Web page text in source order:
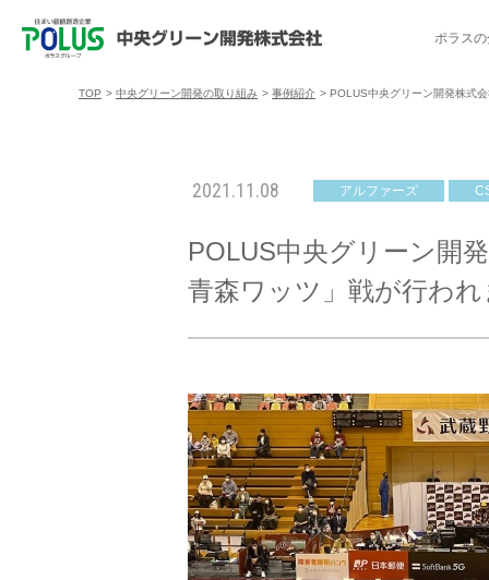
ポラスの
ポラスの分譲住宅を探す
千葉県のポラスの分譲住宅 東京都
今週の現地見学会
特集から探す 施
ご入居までの流れ ポラ
中央グリーン開発の取り組み
事例紹介
暮らしステキセミナー＆カルチャー 越谷アル
暮らし情報マガジン「スマイリング」
コ
ハートフルご紹介制度
アクセス
受賞実績
キャリア採用
TOP > 中央グリーン開発の取り組み > 事例紹介 > POLUS中央グリーン開発株式
2021.11.08 アルファーズ
POLUS中央グリーン開
青森ワッツ」戦が行わ